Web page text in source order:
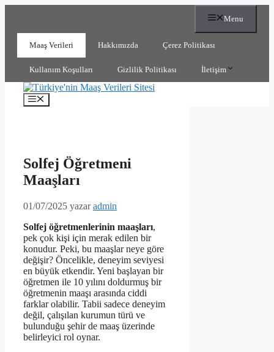
Menu
Maaş Verileri Hakkımızda Çerez Politikası
Kullanım Koşulları Gizlilik Politikası İletişim
Menü
Solfej Öğretmeni
Maaşları
01/07/2025 yazaradmin
Solfej öğretmenlerinin maaşları,
pek çok kişi için merak edilen bir
konudur. Peki, bu maaşlar neye göre
değişir? Öncelikle, deneyim seviyesi
en büyük etkendir. Yeni başlayan bir
öğretmen ile 10 yılını doldurmuş bir
öğretmenin maaşı arasında ciddi
farklar olabilir. Tabii sadece deneyim
değil, çalışılan kurumun türü ve
bulunduğu şehir de maaş üzerinde
belirleyici rol oynar.